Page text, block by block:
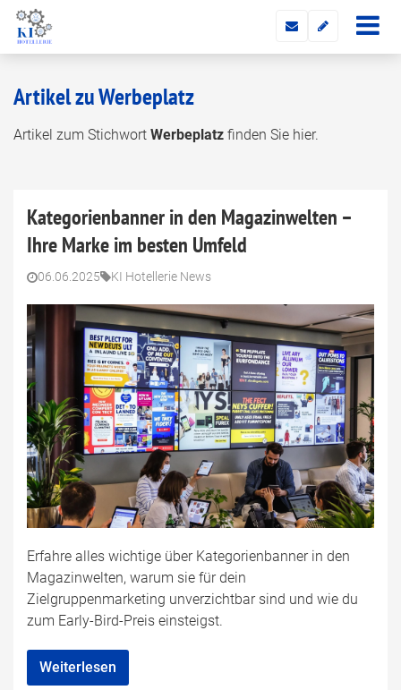
Artikel zu Werbeplatz
Artikel zum Stichwort Werbeplatz finden Sie hier.
Kategorienbanner in den Magazinwelten –
Ihre Marke im besten Umfeld
06.06.2025 KI Hotellerie News
Erfahre alles wichtige über Kategorienbanner in den
Magazinwelten, warum sie für dein
Zielgruppenmarketing unverzichtbar sind und wie du
zum Early-Bird-Preis einsteigst.
Weiterlesen